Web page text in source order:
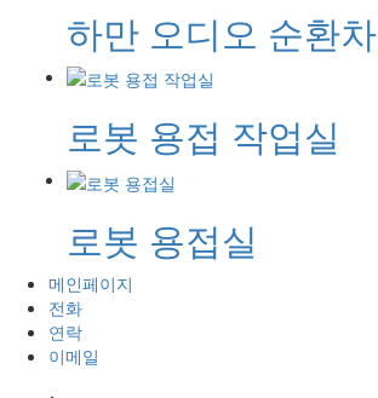
하만 오디오 순환차
로봇 용접 작업실
로봇 용접실
메인페이지
전화
연락
이메일